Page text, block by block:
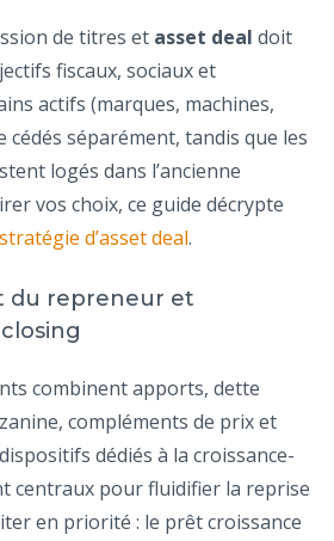
de titres et asset deal doit
fiscaux, sociaux et
actifs (marques, machines,
séparément, tandis que les
logés dans l’ancienne
vos choix, ce guide décrypte
stratégie d’asset deal.
du repreneur et
combinent apports, dette
compléments de prix et
dédiés à la croissance-
centraux pour fluidifier la reprise
en priorité : le prêt croissance